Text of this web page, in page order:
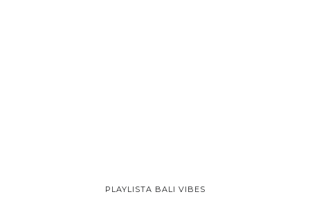
PLAYLISTA BALI VIBES